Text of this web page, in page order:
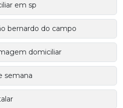
em sp
bernardo do campo
domiciliar
semana